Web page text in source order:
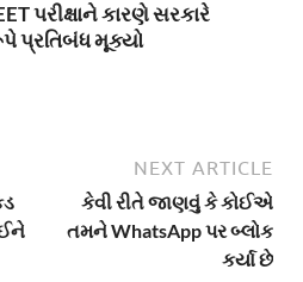
પરીક્ષાને કારણે સરકારે
પ્રતિબંધ મૂક્યો
NEXT ARTICLE
કેવી રીતે જાણવું કે કોઈએ
તમને WhatsApp પર બ્લોક
કર્યા છે